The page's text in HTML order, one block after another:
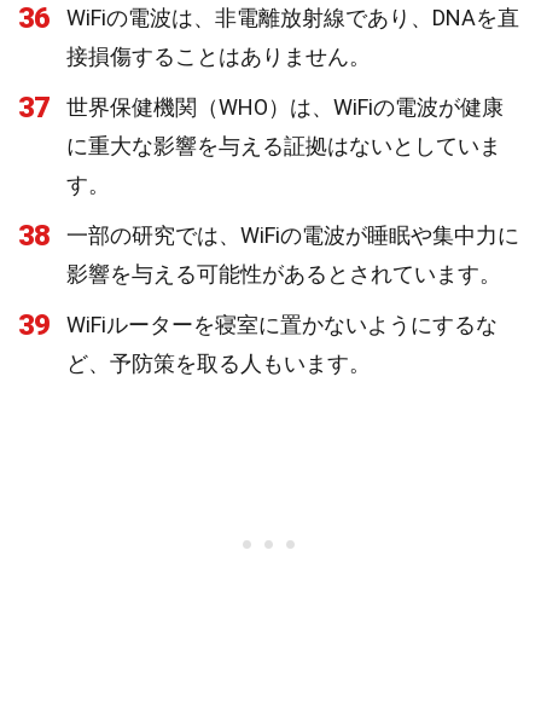
36
WiFiの電波は、非電離放射線であり、DNAを直
接損傷することはありません。
37
世界保健機関（WHO）は、WiFiの電波が健康
に重大な影響を与える証拠はないとしていま
す。
38
一部の研究では、WiFiの電波が睡眠や集中力に
影響を与える可能性があるとされています。
39
WiFiルーターを寝室に置かないようにするな
ど、予防策を取る人もいます。